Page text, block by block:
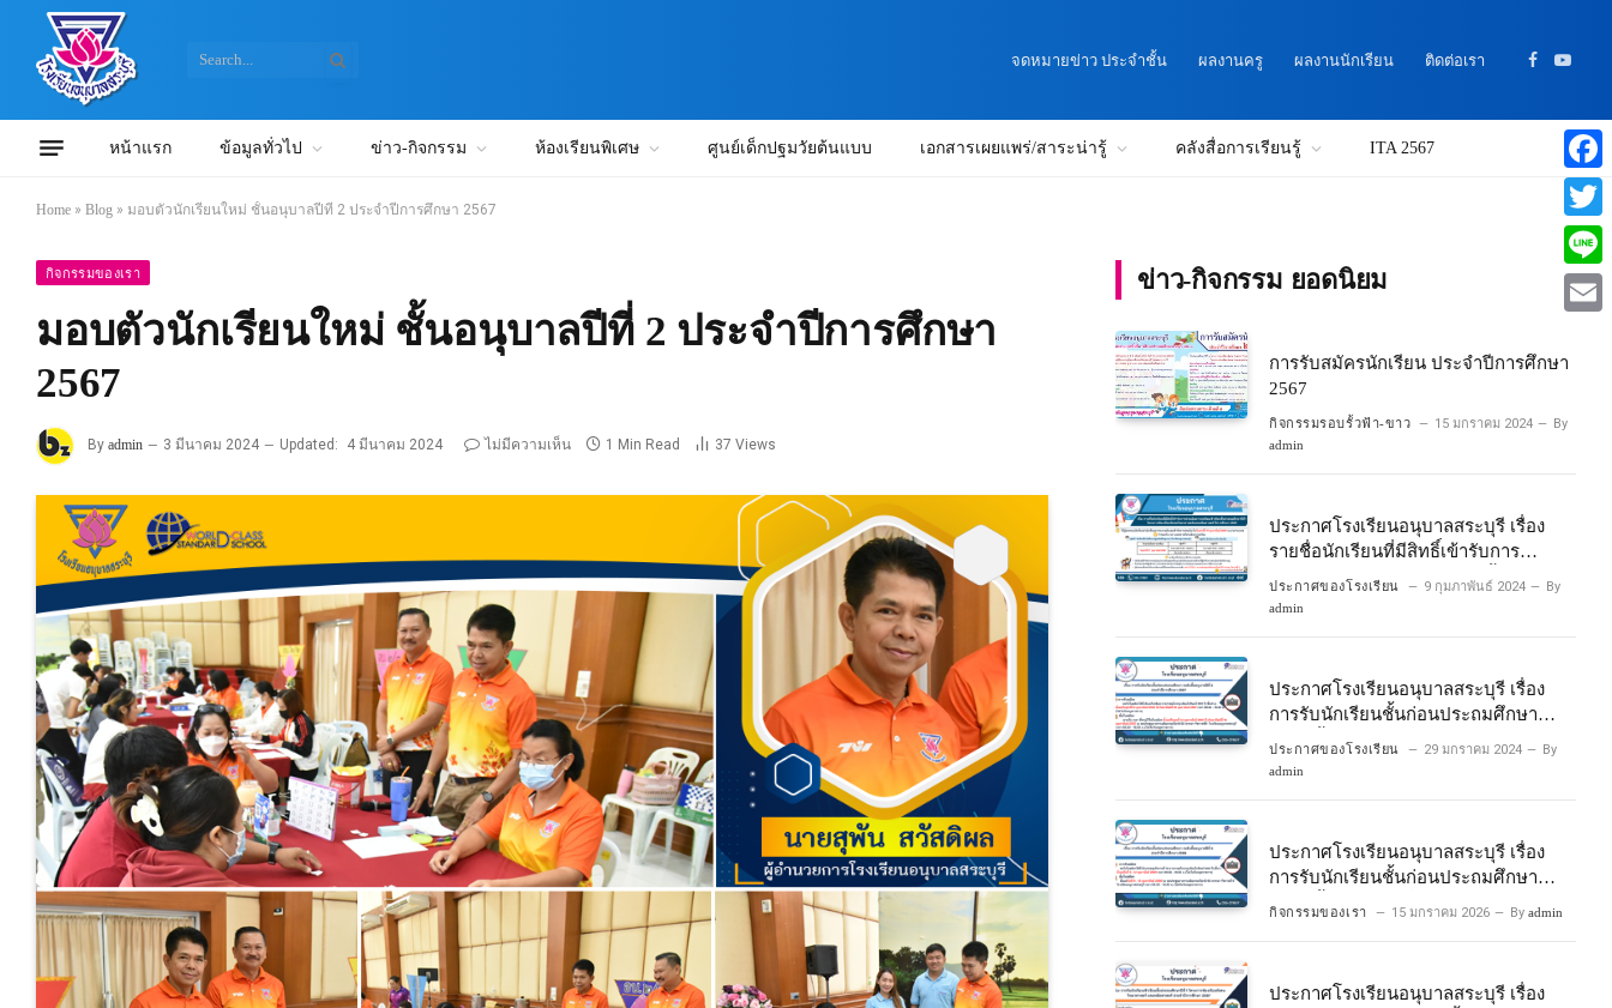
จดหมายข่าว ประจำชั้น ผลงานครู ผลงานนักเรียน ติดต่อเรา
Facebook
หน้าแรก ข้อมูลทั่วไป ข่าว-กิจกรรม ห้องเรียนพิเศษ ศูนย์เด็กปฐมวัยต้นแบบ เอกสารเผยแพร่/สาระน่ารู้ คลังสื่อการเรียนรู้ ITA 2567
Home » Blog » มอบตัวนักเรียนใหม่ ชั้นอนุบาลปีที่ 2 ประจำปีการศึกษา 2567
กิจกรรมของเรา
มอบตัวนักเรียนใหม่ ชั้นอนุบาลปีที่ 2 ประจำปีการศึกษา
2567
By admin 3 มีนาคม 2024 Updated: 4 มีนาคม 2024 ไม่มีความเห็น 1 Min Read 37 Views
ข่าว-กิจกรรม ยอดนิยม
การรับสมัครนักเรียน ประจำปีการศึกษา
2567
กิจกรรมรอบรั้วฟ้า-ขาว 15 มกราคม 2024 By
admin
ประกาศโรงเรียนอนุบาลสระบุรี เรื่อง
รายชื่อนักเรียนที่มีสิทธิ์เข้ารับการ
ประเมินความพร้อมเข้าเรียนชั้นประถม
ศึกษาปีที่ 1 โครงการห้องเรียนพิเศษ
ประกาศของโรงเรียน 9 กุมภาพันธ์ 2024 By
admin
ประกาศโรงเรียนอนุบาลสระบุรี เรื่อง
การรับนักเรียนชั้นก่อนประถมศึกษา
ระดับชั้นอนุบาลปีที่ 2 ประจําปีการศึกษา
2567
ประกาศของโรงเรียน 29 มกราคม 2024 By
admin
ประกาศโรงเรียนอนุบาลสระบุรี เรื่อง
การรับนักเรียนชั้นก่อนประถมศึกษา
ระดับชั้นอนุบาลปีที่ ๒ ประจำปีการศึกษา
กิจกรรมของเรา 15 มกราคม 2026 By admin
ประกาศโรงเรียนอนุบาลสระบุรี เรื่อง
Line